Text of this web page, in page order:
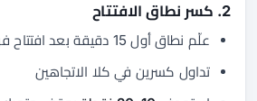
2. كسر نطاق الافتتاح
علّم نطاق أول 15 دقيقة بعد افتتاح فرانكفورت
تداول كسرين في كلا الاتجاهين